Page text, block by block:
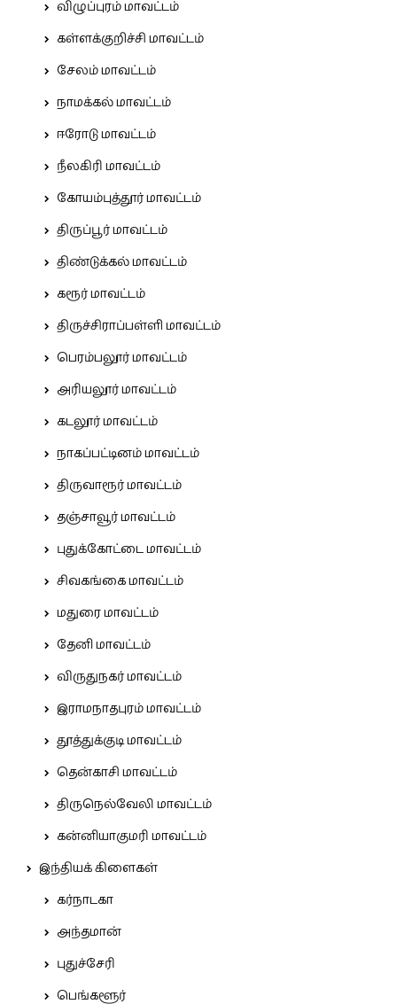
விழுப்புரம் மாவட்டம்
கள்ளக்குறிச்சி மாவட்டம்
சேலம் மாவட்டம்
நாமக்கல் மாவட்டம்
ஈரோடு மாவட்டம்
நீலகிரி மாவட்டம்
கோயம்புத்தூர் மாவட்டம்
திருப்பூர் மாவட்டம்
திண்டுக்கல் மாவட்டம்
கரூர் மாவட்டம்
திருச்சிராப்பள்ளி மாவட்டம்
பெரம்பலூர் மாவட்டம்
அரியலூர் மாவட்டம்
கடலூர் மாவட்டம்
நாகப்பட்டினம் மாவட்டம்
திருவாரூர் மாவட்டம்
தஞ்சாவூர் மாவட்டம்
புதுக்கோட்டை மாவட்டம்
சிவகங்கை மாவட்டம்
மதுரை மாவட்டம்
தேனி மாவட்டம்
விருதுநகர் மாவட்டம்
இராமநாதபுரம் மாவட்டம்
தூத்துக்குடி மாவட்டம்
தென்காசி மாவட்டம்
திருநெல்வேலி மாவட்டம்
கன்னியாகுமரி மாவட்டம்
இந்தியக் கிளைகள்
கர்நாடகா
அந்தமான்
புதுச்சேரி
பெங்களூர்